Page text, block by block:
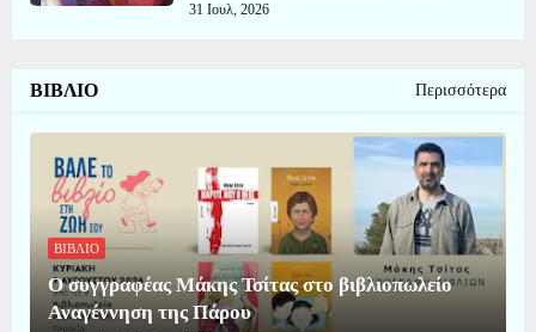
31 Ιουλ, 2026
ΒΙΒΛΙΟ Περισσότερα
ΒΙΒΛΙΟ
Ο συγγραφέας Μάκης Τσίτας στο βιβλιοπωλείο
Αναγέννηση της Πάρου